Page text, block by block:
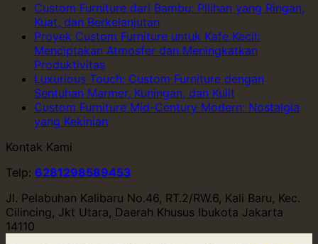
Custom Furniture dari Bambu: Pilihan yang Ringan,
Kuat, dan Berkelanjutan
Proyek Custom Furniture untuk Kafe Kecil:
Menciptakan Atmosfer dan Meningkatkan
Produktivitas
Luxurious Touch: Custom Furniture dengan
Sentuhan Marmer, Kuningan, dan Kulit
Custom Furniture Mid-Century Modern: Nostalgia
yang Kekinian
Kontak Kami
Telp: 6281298589453
Jl. Pelabuhan Kalibaru No.46, RT.2/RW.6, Kali Baru, Kec.
Cilincing, Jkt Utara, Daerah Khusus Ibukota Jakarta
14110